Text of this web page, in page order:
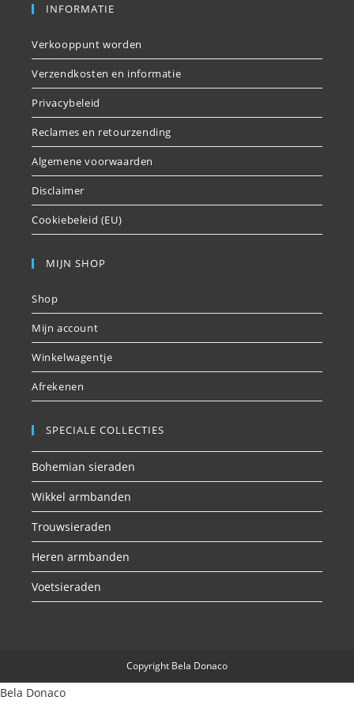
INFORMATIE
Verkooppunt worden
Verzendkosten en informatie
Privacybeleid
Reclames en retourzending
Algemene voorwaarden
Disclaimer
Cookiebeleid (EU)
MIJN SHOP
Shop
Mijn account
Winkelwagentje
Afrekenen
SPECIALE COLLECTIES
Bohemian sieraden
Wikkel armbanden
Trouwsieraden
Heren armbanden
Voetsieraden
Copyright Bela Donaco
Bela Donaco